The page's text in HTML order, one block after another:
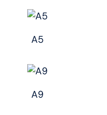
A5
A9